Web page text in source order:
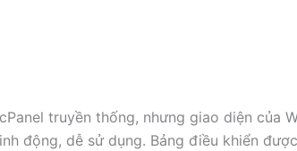
truyền thống, nhưng giao diện của
động, dễ sử dụng. Bảng điều khiển